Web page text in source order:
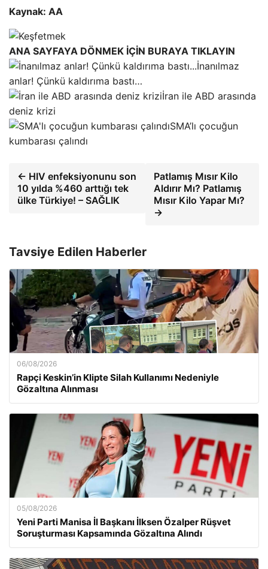
Kaynak: AA
ANA SAYFAYA DÖNMEK İÇİN BURAYA TIKLAYIN
İnanılmaz
anlar! Çünkü kaldırıma bastı…
İran ile ABD arasında
deniz krizi
SMA’lı çocuğun
kumbarası çalındı
← HIV enfeksiyonunu son
10 yılda %460 arttığı tek
ülke Türkiye! – SAĞLIK
Patlamış Mısır Kilo
Aldırır Mı? Patlamış
Mısır Kilo Yapar Mı?
→
Tavsiye Edilen Haberler
06/08/2026
Rapçi Keskin’in Klipte Silah Kullanımı Nedeniyle
Gözaltına Alınması
05/08/2026
Yeni Parti Manisa İl Başkanı İlksen Özalper Rüşvet
Soruşturması Kapsamında Gözaltına Alındı